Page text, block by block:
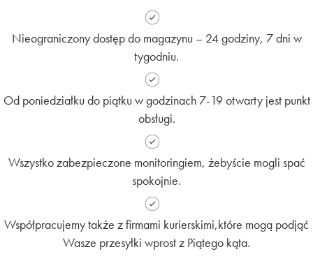
Nieograniczony dostęp do magazynu – 24 godziny, 7 dni w
tygodniu.
Od poniedziałku do piątku w godzinach 7-19 otwarty jest punkt
obsługi.
Wszystko zabezpieczone monitoringiem, żebyście mogli spać
spokojnie.
Współpracujemy także z firmami kurierskimi,które mogą podjąć
Wasze przesyłki wprost z Piątego kąta.